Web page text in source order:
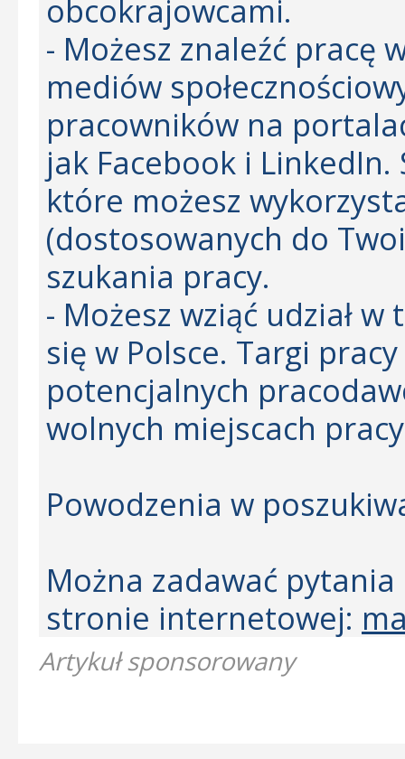
obcokrajowcami.
- Możesz znaleźć pracę
mediów
pracowników na
jak Facebook i
które możesz
(dostosowanych do
szukania pracy.
- Możesz wziąć udział
się w Polsce. Targi
potencjalnych
wolnych miejscach
Powodzenia w
Można zadawać
stronie internetowej:
Artykuł sponsorowany